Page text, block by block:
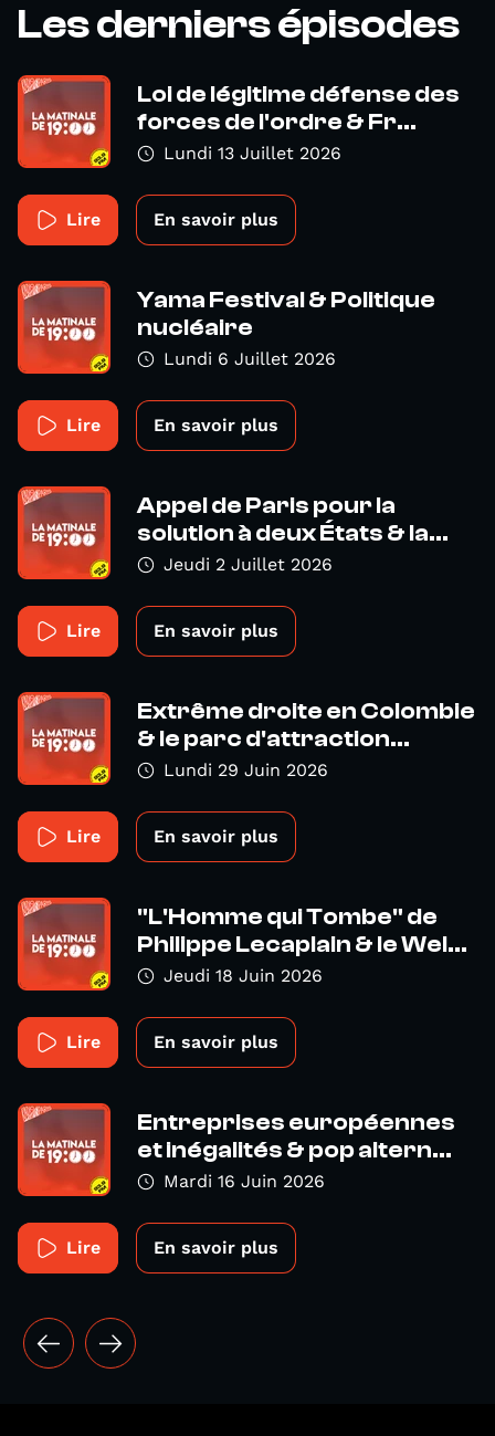
Les derniers épisodes
Loi de légitime défense des
forces de l'ordre & Fr...
Lundi 13 Juillet 2026
Lire En savoir plus
Yama Festival & Politique
nucléaire
Lundi 6 Juillet 2026
Lire En savoir plus
Appel de Paris pour la
solution à deux États & la...
Jeudi 2 Juillet 2026
Lire En savoir plus
Extrême droite en Colombie
& le parc d'attraction...
Lundi 29 Juin 2026
Lire En savoir plus
"L'Homme qui Tombe" de
Philippe Lecaplain & le Wel...
Jeudi 18 Juin 2026
Lire En savoir plus
Entreprises européennes
et inégalités & pop altern...
Mardi 16 Juin 2026
Lire En savoir plus